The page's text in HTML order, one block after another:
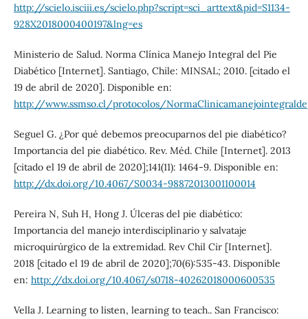
http://scielo.isciii.es/scielo.php?script=sci_arttext&pid=S1134-
928X2018000400197&lng=es
Ministerio de Salud. Norma Clínica Manejo Integral del Pie
Diabético [Internet]. Santiago, Chile: MINSAL; 2010. [citado el
19 de abril de 2020]. Disponible en:
http://www.ssmso.cl/protocolos/
Seguel G. ¿Por qué debemos preocuparnos del pie diabético?
Importancia del pie diabético. Rev. Méd. Chile [Internet]. 2013
[citado el 19 de abril de 2020];141(11): 1464-9. Disponible en:
http://dx.doi.org/10.4067/S0034-98872013001100014
Pereira N, Suh H, Hong J. Úlceras del pie diabético:
Importancia del manejo interdisciplinario y salvataje
microquirúrgico de la extremidad. Rev Chil Cir [Internet].
2018 [citado el 19 de abril de 2020];70(6):535-43. Disponible
en: http://dx.doi.org/10.4067/s0718-40262018000600535
Vella J. Learning to listen, learning to teach.. San Francisco: